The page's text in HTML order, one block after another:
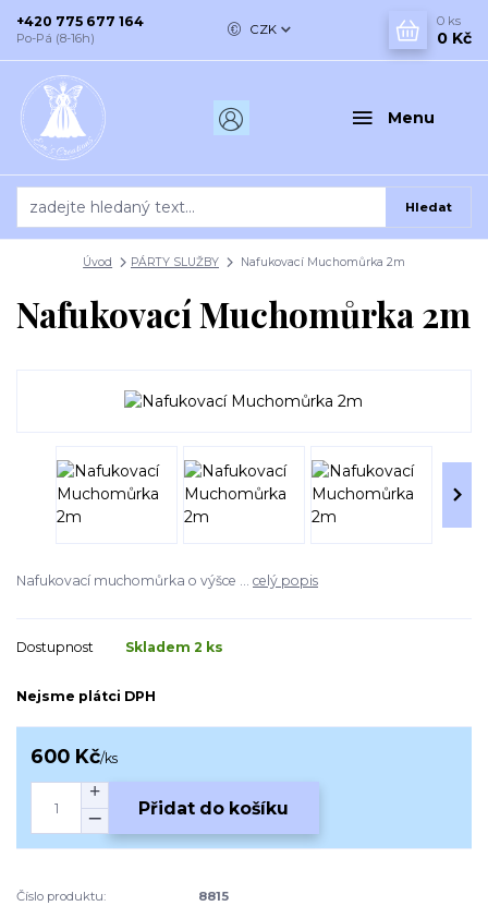
Menu
CZK
Hledat
+420 775 677 164
Po-Pá (8-16h)
0 ks
0 Kč
Úvod PÁRTY SLUŽBY Nafukovací Muchomůrka 2m
Nafukovací Muchomůrka 2m
Nafukovací muchomůrka o výšce ... celý popis
Dostupnost Skladem 2 ks
Nejsme plátci DPH
600 Kč/ks
Přidat do košíku
Číslo produktu: 8815